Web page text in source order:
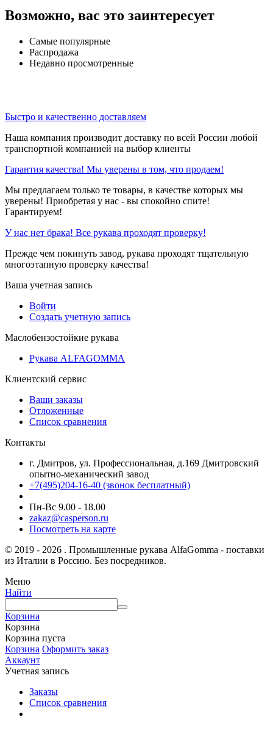
Возможно, вас это заинтересует
Самые популярные
Распродажа
Недавно просмотренные
Быстро и качественно доставляем
Наша компания производит доставку по всей России любой
транспортной компанией на выбор клиенты
Гарантия качества! Мы уверены в том, что продаем!
Мы предлагаем только те товары, в качестве которых мы
уверены! Приобретая у нас - вы спокойно спите!
Гарантируем!
У нас нет брака! Все рукава проходят проверку!
Прежде чем покинуть завод, рукава проходят тщательную
многоэтапную проверку качества!
Ваша учетная запись
Войти
Создать учетную запись
Маслобензостойкие рукава
Рукава ALFAGOMMA
Клиентский сервис
Ваши заказы
Отложенные
Список сравнения
Контакты
г. Дмитров, ул. Профессиональная, д.169 Дмитровский
опытно-механический завод
+7(495)204-16-40 (звонок бесплатный)
Пн-Вс 9.00 - 18.00
zakaz@casperson.ru
Посмотреть на карте
© 2019 - 2026 . Промышленные рукава AlfaGomma - поставки
из Италии в Россию. Без посредников.
Меню
Найти
Корзина
Корзина
Корзина пуста
Корзина Оформить заказ
Аккаунт
Учетная запись
Заказы
Список сравнения